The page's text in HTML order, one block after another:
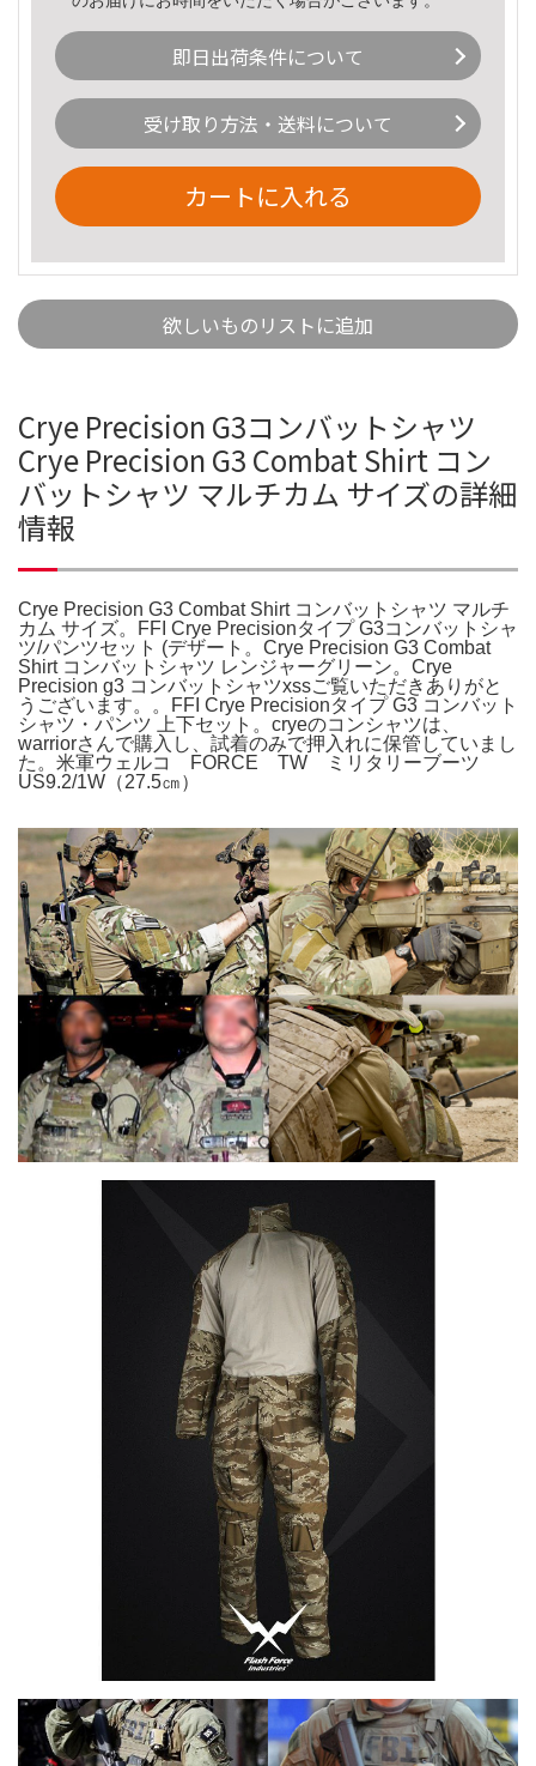
即日出荷条件について
受け取り方法・送料について
カートに入れる
欲しいものリストに追加
Crye Precision G3コンバットシャツ
Crye Precision G3 Combat Shirt コン
バットシャツ マルチカム サイズの詳細
情報
Crye Precision G3 Combat Shirt コンバットシャツ マルチ
カム サイズ。FFI Crye Precisionタイプ G3コンバットシャ
ツ/パンツセット (デザート。Crye Precision G3 Combat
Shirt コンバットシャツ レンジャーグリーン。Crye
Precision g3 コンバットシャツxssご覧いただきありがと
うございます。。FFI Crye Precisionタイプ G3 コンバット
シャツ・パンツ 上下セット。cryeのコンシャツは、
warriorさんで購入し、試着のみで押入れに保管していまし
た。米軍ウェルコ FORCE TW ミリタリーブーツ
US9.2/1W（27.5㎝）